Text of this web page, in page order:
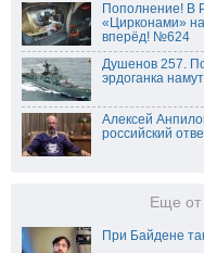
Пополнение! В
«Цирконами»
вперёд! №624
Душенов 257.
эрдоганка
Алексей
российский
Еще от
При Байдене